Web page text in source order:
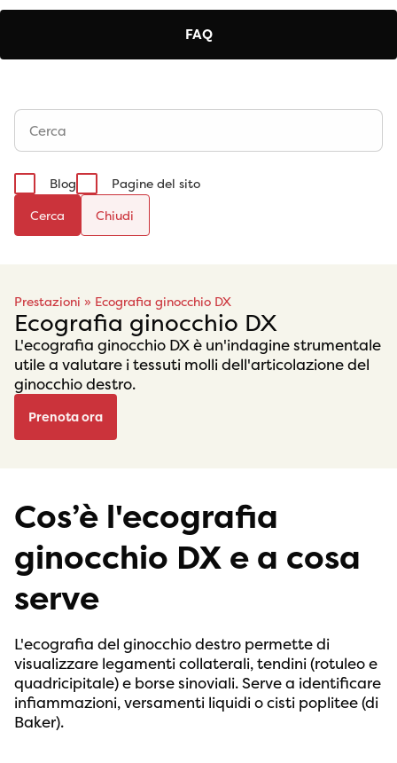
FAQ
Blog
Pagine del sito
Cerca
Prestazioni » Ecografia ginocchio DX
Ecografia ginocchio DX
L'ecografia ginocchio DX è un'indagine strumentale
utile a valutare i tessuti molli dell'articolazione del
ginocchio destro.
Prenota ora
Cos’è l'ecografia
ginocchio DX e a cosa
serve
L'ecografia del ginocchio destro permette di
visualizzare legamenti collaterali, tendini (rotuleo e
quadricipitale) e borse sinoviali. Serve a identificare
infiammazioni, versamenti liquidi o cisti poplitee (di
Baker).